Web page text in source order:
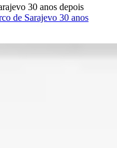
30 anos depois
de Sarajevo 30 anos